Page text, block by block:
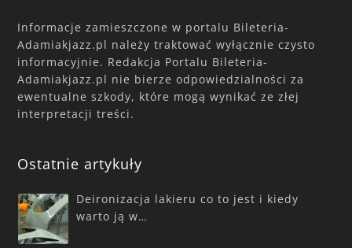
Informacje zamieszczone w portalu Bileteria-
Adamiakjazz.pl należy traktować wyłącznie czysto
informacyjnie. Redakcja Portalu Bileteria-
Adamiakjazz.pl nie bierze odpowiedzialności za
ewentualne szkody, które mogą wynikać ze złej
interpretacji treści.
Ostatnie artykuły
Deironizacja lakieru co to jest i kiedy
warto ją w…